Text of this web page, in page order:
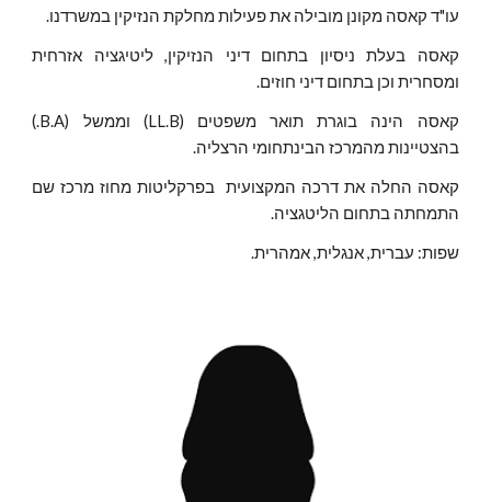
עו"ד קאסה מקונן מובילה את פעילות מחלקת הנזיקין במשרדנו.
קאסה בעלת ניסיון בתחום דיני הנזיקין, ליטיגציה אזרחית
ומסחרית וכן בתחום דיני חוזים.
קאסה הינה בוגרת תואר משפטים (LL.B) וממשל (B.A.)
בהצטיינות מהמרכז הבינתחומי הרצליה.
קאסה החלה את דרכה המקצועית בפרקליטות מחוז מרכז שם
התמחתה בתחום הליטגציה.
שפות: עברית, אנגלית, אמהרית.